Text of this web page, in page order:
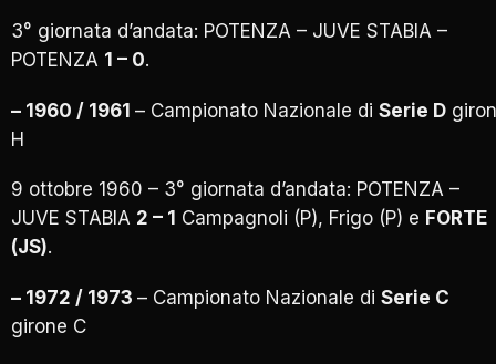
3° giornata d’andata: POTENZA – JUVE STABIA –
POTENZA 1 – 0.
– 1960 / 1961 – Campionato Nazionale di Serie D
H
9 ottobre 1960 – 3° giornata d’andata: POTENZA –
JUVE STABIA 2 – 1 Campagnoli (P), Frigo (P) e FORTE
(JS).
– 1972 / 1973 – Campionato Nazionale di Serie C
girone C